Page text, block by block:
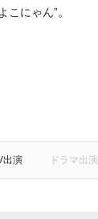
こにゃん”。
出演 ドラマ出演